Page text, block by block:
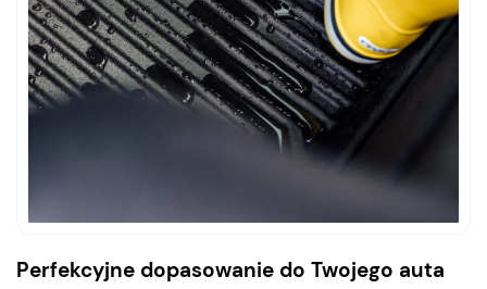
Perfekcyjne dopasowanie do Twojego auta